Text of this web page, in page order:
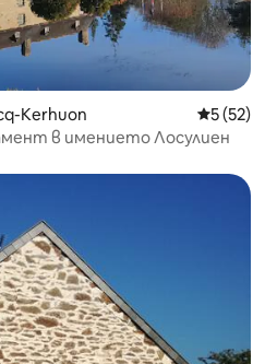
Kerhuon Средна
5 (52)
в имението Лосулиен